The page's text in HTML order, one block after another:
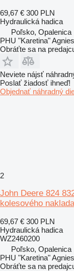
69,67 € 300 PLN
Hydraulická hadica
Poľsko, Opalenica
PHU "Karetina"
Obráťte sa na
Neviete nájsť
Poslať žiadosť ihneď!
Objednať náhradný
2
John Deere 824
kolesového
69,67 € 300 PLN
Hydraulická hadica
WZ2460200
Poľsko, Opalenica
PHU "Karetina"
Obráťte sa na